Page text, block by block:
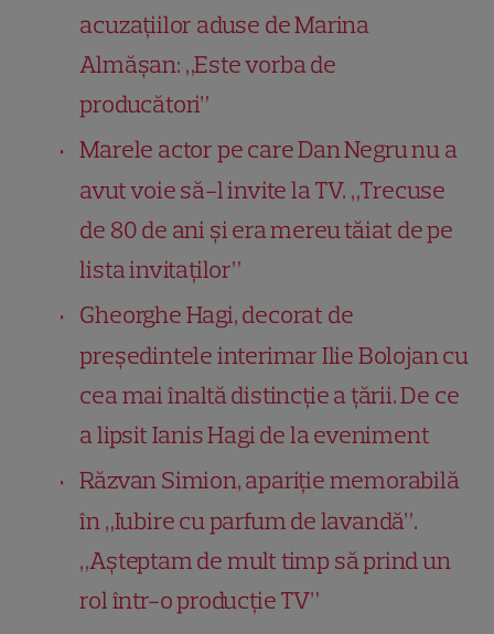
acuzațiilor aduse de Marina
Almășan: „Este vorba de
producători”
Marele actor pe care Dan Negru nu a
avut voie să-l invite la TV. „Trecuse
de 80 de ani și era mereu tăiat de pe
lista invitaților”
Gheorghe Hagi, decorat de
președintele interimar Ilie Bolojan cu
cea mai înaltă distincție a țării. De ce
a lipsit Ianis Hagi de la eveniment
Răzvan Simion, apariție memorabilă
în „Iubire cu parfum de lavandă”.
„Așteptam de mult timp să prind un
rol într-o producție TV”